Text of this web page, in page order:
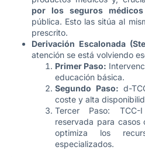
por los seguros médicos
pública. Esto las sitúa al
prescrito.
Derivación Escalonada
atención se está volviendo
Primer Paso:
educación básica.
Segundo Paso: d-
coste y alta
Tercer Paso:
reservada para casos
optimiza los
especializados.